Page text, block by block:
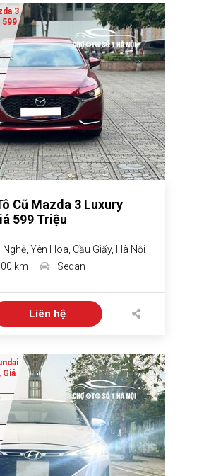
3
599
Cũ Mazda 3 Luxury
599 Triệu
Yên Hòa, Cầu Giấy, Hà Nội
km Sedan
Liên hệ
Giá